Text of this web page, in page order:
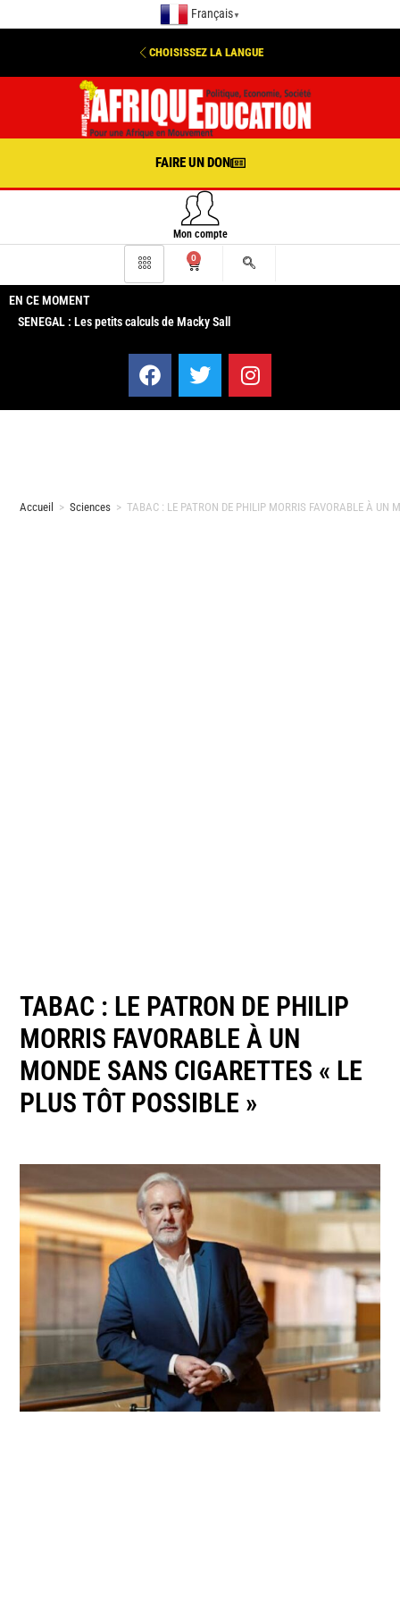
Français ▼
CHOISISSEZ LA LANGUE
FAIRE UN DON
Mon compte
0
EN CE MOMENT
SENEGAL : Les petits calculs de Macky Sall
Accueil > Sciences > TABAC : LE PATRON DE PHILIP MORRIS FAVORABLE À UN
TABAC : LE PATRON DE PHILIP
MORRIS FAVORABLE À UN
MONDE SANS CIGARETTES « LE
PLUS TÔT POSSIBLE »